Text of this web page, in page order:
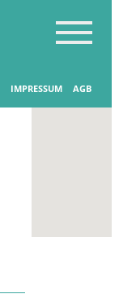
IMPRESSUM AGB